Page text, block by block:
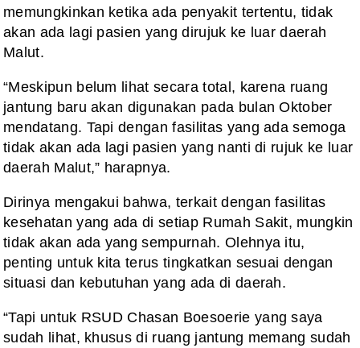
memungkinkan ketika ada penyakit tertentu, tidak
akan ada lagi pasien yang dirujuk ke luar daerah
Malut.
“Meskipun belum lihat secara total, karena ruang
jantung baru akan digunakan pada bulan Oktober
mendatang. Tapi dengan fasilitas yang ada semoga
tidak akan ada lagi pasien yang nanti di rujuk ke luar
daerah Malut,” harapnya.
Dirinya mengakui bahwa, terkait dengan fasilitas
kesehatan yang ada di setiap Rumah Sakit, mungkin
tidak akan ada yang sempurnah. Olehnya itu,
penting untuk kita terus tingkatkan sesuai dengan
situasi dan kebutuhan yang ada di daerah.
“Tapi untuk RSUD Chasan Boesoerie yang saya
sudah lihat, khusus di ruang jantung memang sudah